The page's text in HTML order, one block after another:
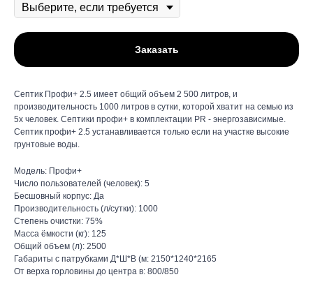
Заказать
Септик Профи+ 2.5 имеет общий объем 2 500 литров, и
производительность 1000 литров в сутки, которой хватит на семью из
5х человек. Септики профи+ в комплектации PR - энергозависимые.
Септик профи+ 2.5 устанавливается только если на участке высокие
грунтовые воды.
Модель: Профи+
Число пользователей (человек): 5
Бесшовный корпус: Да
Производительность (л/сутки): 1000
Степень очистки: 75%
Масса ёмкости (кг): 125
Общий объем (л): 2500
Габариты с патрубками Д*Ш*В (м: 2150*1240*2165
От верха горловины до центра в: 800/850